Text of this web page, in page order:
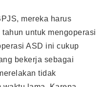
mereka harus
untuk mengoperasi
ASD ini cukup
bekerja sebagai
tidak